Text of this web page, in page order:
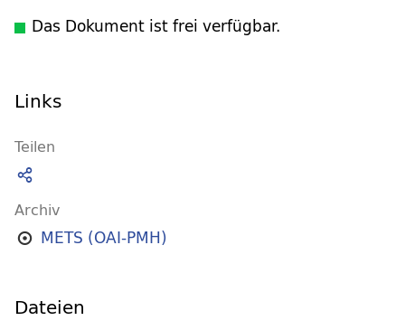
Das Dokument ist frei verfügbar.
Links
Teilen
Archiv
METS (OAI-PMH)
Dateien